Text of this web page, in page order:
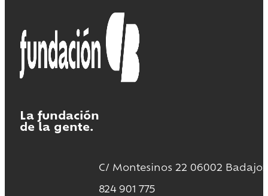
La fundación
de la gente.
C/ Montesinos 22 06002 Badajoz
824 901 775